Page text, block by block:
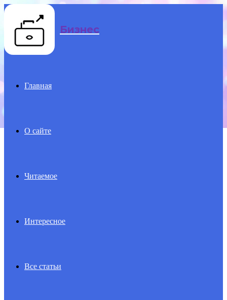
Menu Бизнес
Главная
О сайте
Читаемое
Интересное
Все статьи